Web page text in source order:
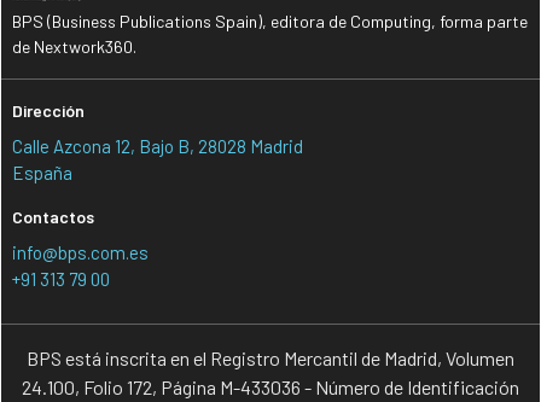
BPS (Business Publications Spain), editora de Computing, forma parte
de Nextwork360.
Dirección
Calle Azcona 12, Bajo B, 28028 Madrid
España
Contactos
info@bps.com.es
+91 313 79 00
BPS está inscrita en el Registro Mercantil de Madrid, Volumen
24.100, Folio 172, Página M-433036 - Número de Identificación